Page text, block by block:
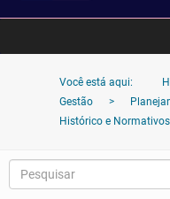
Você está aqui:
Gestão
>
Histórico e Normativos